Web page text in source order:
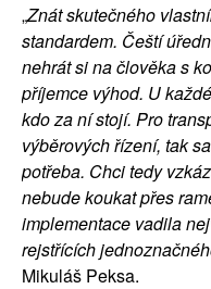
„Znát skutečného
standardem. Čeští
nehrát si na člověka s
příjemce výhod. U
kdo za ní stojí. Pro
výběrových řízení, tak
potřeba. Chci tedy
nebude koukat přes
implementace vadila
rejstřících
Mikuláš Peksa.